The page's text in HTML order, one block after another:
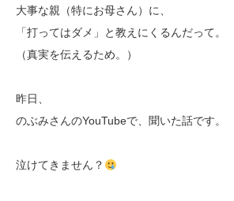
大事な親（特にお母さん）に、
「打ってはダメ」と教えにくるんだって。
（真実を伝えるため。）
昨日、
のぶみさんのYouTubeで、聞いた話です。
泣けてきません？